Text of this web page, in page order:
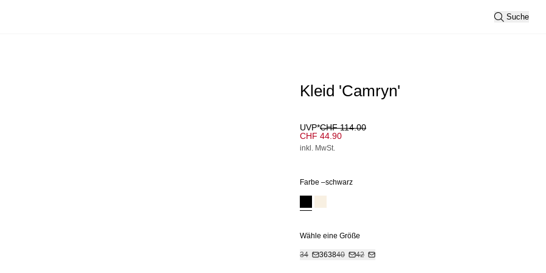
Suche
Kleid 'Camryn'
UVP*CHF 114.00
CHF 44.90
inkl. MwSt.
Farbe –schwarz
Wähle eine Größe
34 363840 42